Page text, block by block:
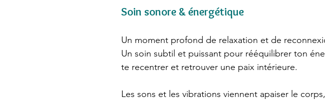
Soin sonore & énergétique
Un moment profond de relaxation et de
Un soin subtil et puissant pour rééquilibrer ton
te recentrer et retrouver une paix intérieure.
Les sons et les vibrations viennent apaiser le